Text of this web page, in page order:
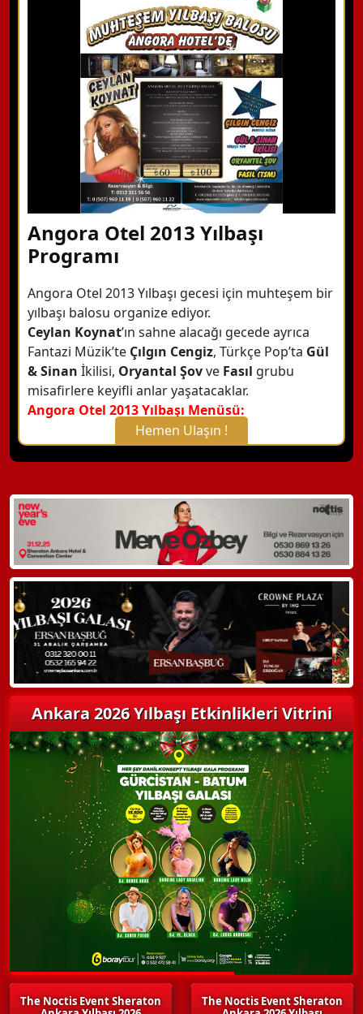
Hemen Arayın
Detaylı Bilgi Alın
Angora Otel 2013 Yılbaşı
Programı
Angora Otel 2013 Yılbaşı gecesi için muhteşem bir
yılbaşı balosu organize ediyor.
Ceylan Koynat’ın sahne alacağı gecede ayrıca
Fantazi Müzik’te Çılgın Cengiz, Türkçe Pop’ta Gül
& Sinan İkilisi, Oryantal Şovve Fasıl grubu
misafirlere keyifli anlar yaşatacaklar.
Angora Otel 2013 Yılbaşı Menüsü:
Hemen Ulaşın !
X Kapat
WhatsApp ile Bilgi Alın
Hemen Arayın
Detaylı Bilgi Alın
Ankara 2026 Yılbaşı Etkinlikleri Vitrini
The Noctis Event Sheraton
The Noctis Event Sheraton